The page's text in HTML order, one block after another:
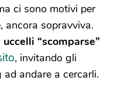
ci sono motivi per
ancora sopravviva.
“scomparse”
, invitando gli
andare a cercarli.